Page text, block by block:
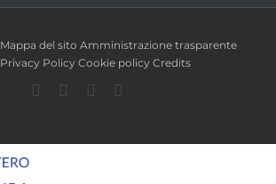
Mappa del sito Amministrazione trasparente
Privacy Policy Cookie policy Credits
Facebook
TwitterYouTube